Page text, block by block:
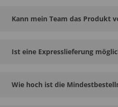
Kann mein Team das Produkt
Ist eine Expresslieferung
Wie hoch ist die